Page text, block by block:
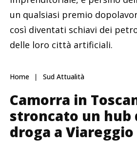
un qualsiasi premio
così diventati schiavi dei
delle loro città artificiali.
Home Sud Attualità
Camorra in
stroncato un hub
droga a Viareggio